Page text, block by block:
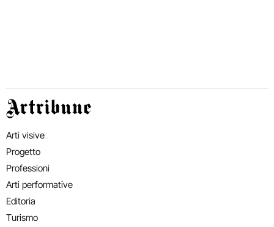
Artribune
Arti visive
Progetto
Professioni
Arti performative
Editoria
Turismo